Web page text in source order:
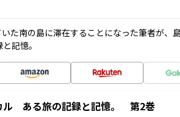
た南の島に滞在することになった筆者が、
記憶。
ル ある旅の記録と記憶。 第2巻